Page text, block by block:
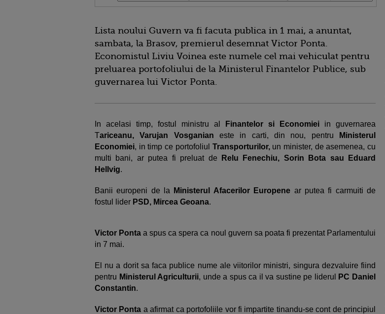
Lista noului Guvern va fi facuta publica in 1 mai, a anuntat,
sambata, la Brasov, premierul desemnat Victor Ponta.
Economistul Liviu Voinea este numele cel mai vehiculat pentru
preluarea portofoliului de la Ministerul Finantelor Publice, sub
guvernarea lui Victor Ponta.
In acelasi timp, fostul ministru al Finantelor si Economiei in guvernarea
Tariceanu, Varujan Vosganian este in carti, din nou, pentru
Ministerul
Economiei, in timp ce portofoliul Transporturilor,un minister, de asemenea, cu
multi bani, ar putea fi preluat de
Relu Fenechiu, Sorin Bota sau Eduard
Hellvig.
Banii europeni de la Ministerul Afacerilor Europene ar putea fi carmuiti de
fostul lider PSD, Mircea Geoana.
Victor Pontaa spus ca spera ca noul guvern sa poata fi prezentat Parlamentului
in 7 mai.
El nu a dorit sa faca publice nume ale viitorilor ministri, singura dezvaluire fiind
pentru Ministerul Agriculturii, unde a spus ca il va sustine pe liderul
PC Daniel
Constantin.
Victor Ponta a afirmat ca portofoliile vor fi impartite tinandu-se cont de principiul